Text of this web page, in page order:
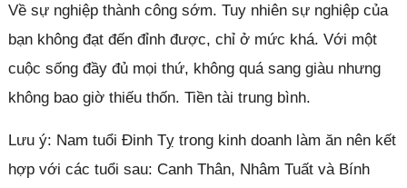
Về sự nghiệp thành công sớm. Tuy nhiên sự nghiệp của
bạn không đạt đến đỉnh được, chỉ ở mức khá. Với một
cuộc sống đầy đủ mọi thứ, không quá sang giàu nhưng
không bao giờ thiếu thốn. Tiền tài trung bình.
Lưu ý: Nam tuổi Đinh Tỵ trong kinh doanh làm ăn nên kết
hợp với các tuổi sau: Canh Thân, Nhâm Tuất và Bính